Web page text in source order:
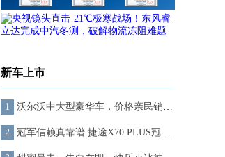
新车上市
沃尔沃中大型豪华车，价格亲民销量好，三十万内轻松拥有！
冠军信赖真靠谱 捷途X70 PLUS冠军版正式上市